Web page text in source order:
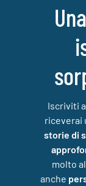
Una
Iscriviti
riceverai
storie di
molto
anche